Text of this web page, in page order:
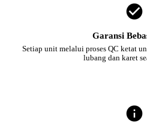
Garansi
Setiap unit melalui proses QC ketat
lubang dan karet